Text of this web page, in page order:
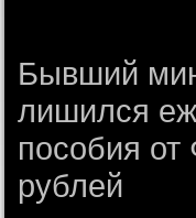
Бывший
лишился
пособия
рублей